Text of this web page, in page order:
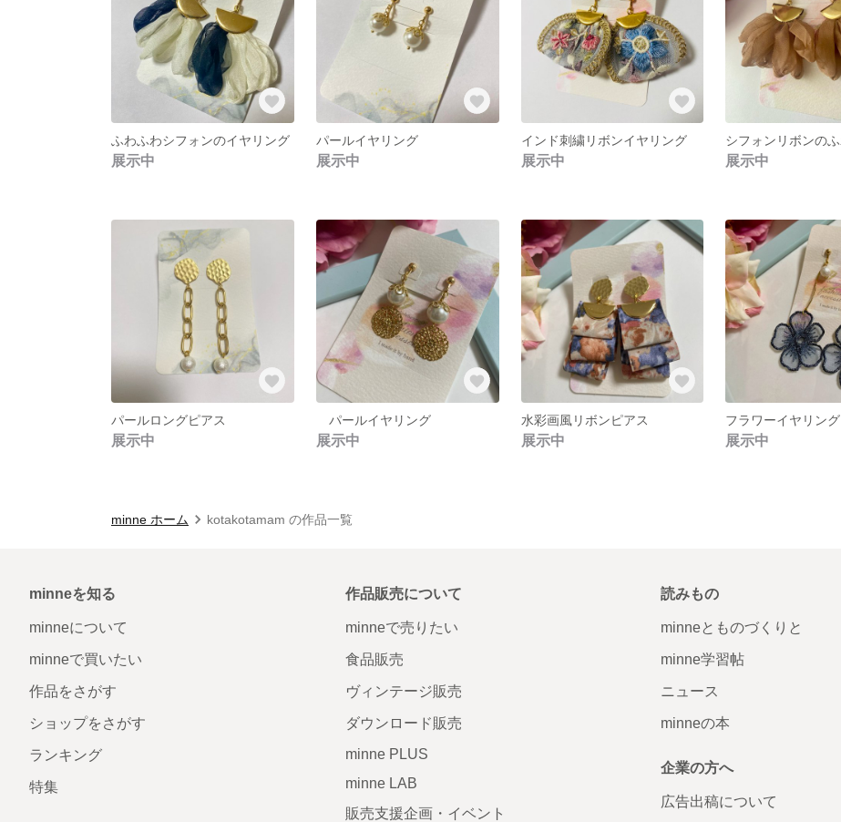
ふわふわシフォンのイヤリング
展示中
パールイヤリング
展示中
インド刺繍リボンイヤリング
展示中 展示中
パールロングピアス
展示中
パールイヤリング
展示中
水彩画風リボンピアス
展示中
フラワーイヤリング
展示中
minne ホーム kotakotamam の作品一覧
minneを知る
minneについて
minneで買いたい
作品をさがす
ショップをさがす
ランキング
特集
作品販売について
minneで売りたい
食品販売
ヴィンテージ販売
ダウンロード販売
minne PLUS
minne LAB
販売支援企画・イベント
読みもの
minneとものづくりと
minne学習帖
ニュース
minneの本
企業の方へ
広告出稿について